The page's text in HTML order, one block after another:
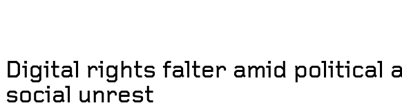
Digital rights falter amid political
social unrest